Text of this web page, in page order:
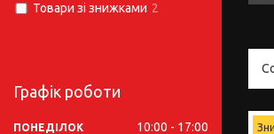
Товари зі знижками 2
Графік роботи
ПОНЕДІЛОК 10:00 17:00